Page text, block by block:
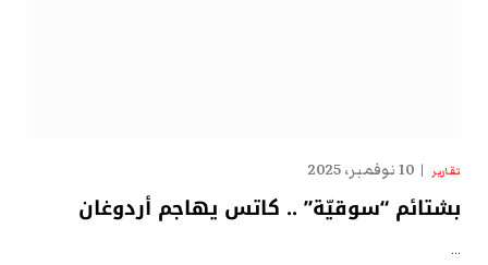
تقارير 10 نوفمبر، 2025
بشتائم “سوقيّة” .. كاتس يهاجم أردوغان
…